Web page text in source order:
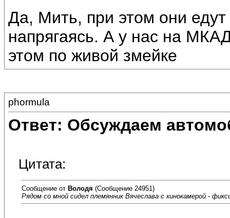
Да, Мить, при этом они
напрягаясь. А у нас на
этом по живой змейке
phormula
Ответ: Обсуждаем
Цитата:
Сообщение от Володя (Сообщение 24951)
Рядом со мной сидел племянник Вячеслава с кинокамерой -